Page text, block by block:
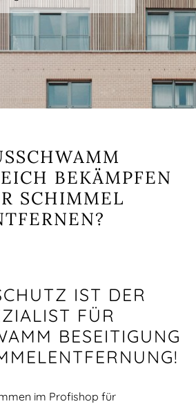
BEKÄMPFEN
SCHIMMEL
IST DER
FÜR
BESEITIGUNG
im Profishop für